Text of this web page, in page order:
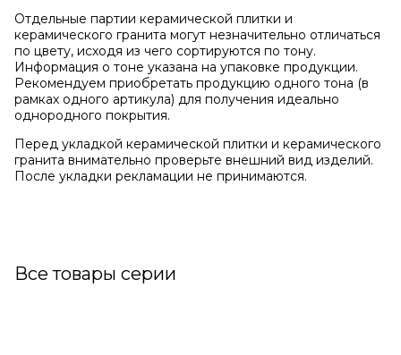
Отдельные партии керамической плитки и
керамического гранита могут незначительно отличаться
по цвету, исходя из чего сортируются по тону.
Информация о тоне указана на упаковке продукции.
Рекомендуем приобретать продукцию одного тона (в
рамках одного артикула) для получения идеально
однородного покрытия.
Перед укладкой керамической плитки и керамического
гранита внимательно проверьте внешний вид изделий.
После укладки рекламации не принимаются.
Все товары серии